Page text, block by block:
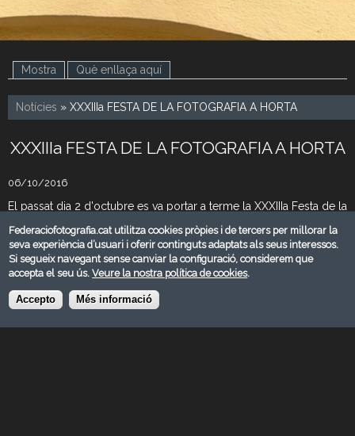
Mostra Què enllaça aquí
Notícies » XXXIIIa FESTA DE LA FOTOGRAFIA A HORTA
XXXIIIa FESTA DE LA FOTOGRAFIA A HORTA
06/10/2016
El passat dia 2 d'octubre es va portar a terme la XXXIIIa Festa de la
Fotografia a Horta, organitzada pels companys del Grup
Fotogràfic d'Horta i els Lluïsos d'Horta.
Descarregar
Federaciofotografia.cat utilitza cookies pròpies i de tercers per millorar la
seva experiència d’usuari i oferir continguts adaptats als seus interessos.
Si segueix navegant sense canviar la configuració, considerem que
accepta el seu ús.Veure la nostra política de cookies.
Accepto Més informació